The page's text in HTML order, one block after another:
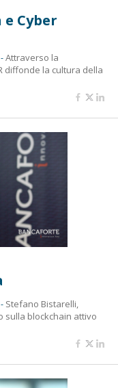
Cyber
Attraverso la
diffonde la cultura della
Stefano Bistarelli,
sulla blockchain attivo